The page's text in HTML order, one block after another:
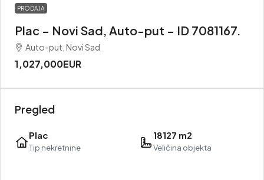
PRODAJA
Plac – Novi Sad, Auto-put – ID 7081167.
Auto-put, Novi Sad
1,027,000EUR
Pregled
Plac
Tip nekretnine
18127 m2
Veličina objekta